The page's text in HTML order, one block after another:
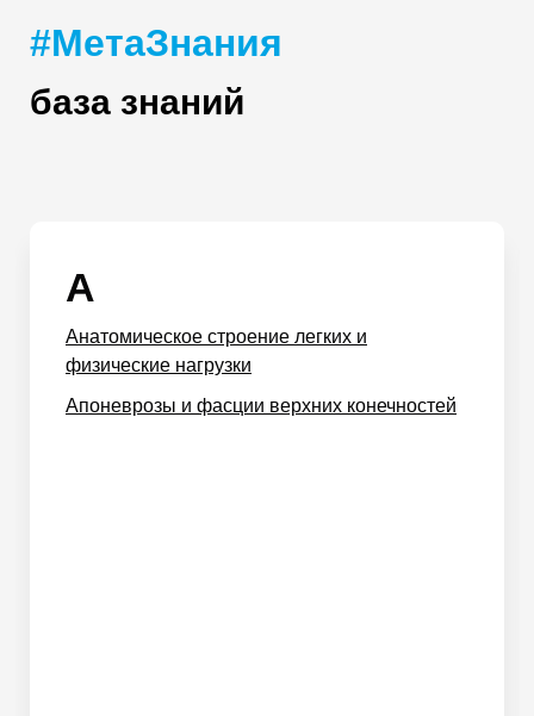
#МетаЗнания
база знаний
А
Анатомическое строение легких и
физические нагрузки
Апоневрозы и фасции верхних конечностей